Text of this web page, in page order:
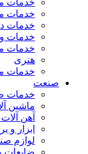
خدمات
خدمات
خدمات
خدمات
خدمات
هنری
خدمات
صنعت
خدمات
ماشین
آهن
ابزار و
لوازم